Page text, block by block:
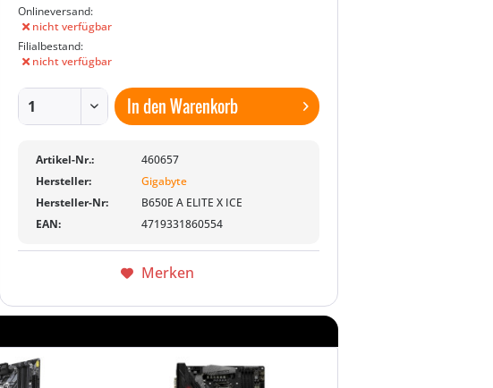
Onlineversand:
nicht verfügbar
Filialbestand:
nicht verfügbar
In denWarenkorb
Artikel-Nr.:
460657
Hersteller:
Gigabyte
Hersteller-Nr:
B650E A ELITE X ICE
EAN:
4719331860554
Merken